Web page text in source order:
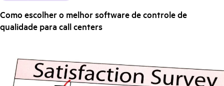
Como escolher o melhor software de controle de
qualidade para call centers